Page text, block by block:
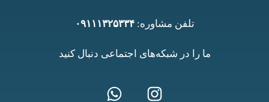
تلفن مشاوره:۰۹۱۱۱۳۲۵۳۳۴
ما را در شبکه‌های اجتماعی دنبال کنید